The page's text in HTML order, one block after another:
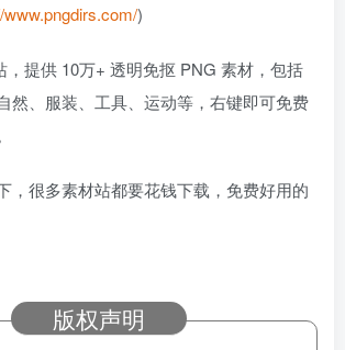
www.pngdirs.com/)
，提供 10万+ 透明免抠 PNG 素材，包括
然、服装、工具、运动等，右键即可免费
，很多素材站都要花钱下载，免费好用的
版权声明